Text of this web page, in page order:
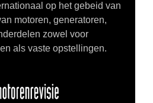
op het gebeid van
motoren, generatoren,
zowel voor
als vaste opstellingen.